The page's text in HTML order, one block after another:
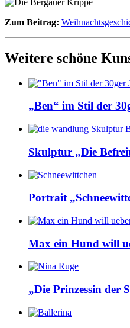
Zum Beitrag:
Weitere schöne
„Ben“ im Stil der
Skulptur „Die
Portrait
Max ein Hund will
„Die Prinzessin der